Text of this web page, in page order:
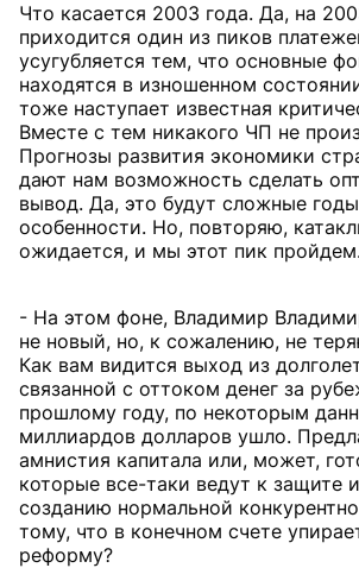
Что касается 2003 года. Да, на
приходится один из пиков
усугубляется тем, что основные
находятся в изношенном
тоже наступает известная
Вместе с тем никакого ЧП не
Прогнозы развития экономики
дают нам возможность сделать
вывод. Да, это будут сложные
особенности. Но, повторяю,
ожидается, и мы этот пик
- На этом фоне, Владимир
не новый, но, к сожалению, не
Как вам видится выход из
связанной с оттоком денег за
прошлому году, по некоторым
миллиардов долларов ушло.
амнистия капитала или, может,
которые все-таки ведут к защите
созданию нормальной
тому, что в конечном счете
реформу?